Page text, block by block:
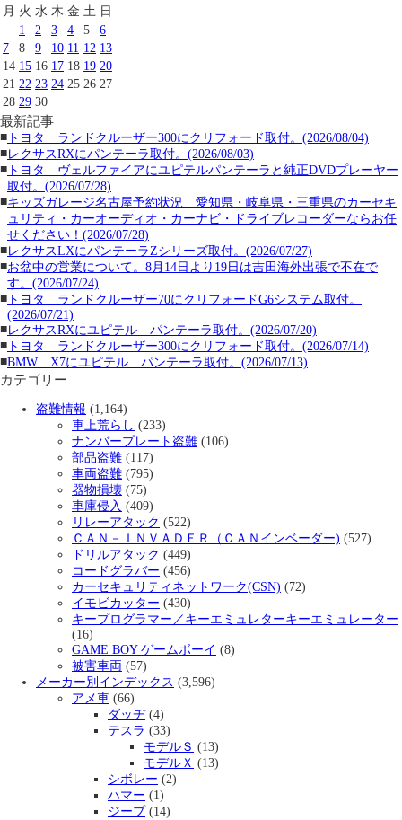
月 火 水 木 金 土 日
1
2 3 4 5
6
7
8 9 10 11 12 13
14 15 16 17 18 19 20
21 22 23 24 25 26 27
28 29 30
最新記事
■ トヨタ ランドクルーザー300にクリフォード取付。(2026/08/04)
■レクサスRXにパンテーラ取付。(2026/08/03)
■ トヨタ ヴェルファイアにユピテルパンテーラと純正DVDプレーヤー
取付。(2026/07/28)
■キッズガレージ名古屋予約状況 愛知県・岐阜県・三重県のカーセキ
ュリティ・カーオーディオ・カーナビ・ドライブレコーダーならお任
せください！(2026/07/28)
■レクサスLXにパンテーラZシリーズ取付。(2026/07/27)
■お盆中の営業について。8月14日より19日は吉田海外出張で不在で
す。(2026/07/24)
■ トヨタ ランドクルーザー70にクリフォードG6システム取付。
(2026/07/21)
■レクサスRXにユピテル パンテーラ取付。(2026/07/20)
■ トヨタ ランドクルーザー300にクリフォード取付。(2026/07/14)
■BMW X7にユピテル パンテーラ取付。(2026/07/13)
カテゴリー
盗難情報 (1,164)
車上荒らし (233)
ナンバープレート盗難 (106)
部品盗難 (117)
車両盗難 (795)
器物損壊 (75)
車庫侵入 (409)
リレーアタック (522)
ＣＡＮ－ＩＮＶＡＤＥＲ（ＣＡＮインベーダー) (527)
ドリルアタック (449)
コードグラバー (456)
カーセキュリティネットワーク(CSN) (72)
イモビカッター (430)
キープログラマー／キーエミュレターキーエミュレーター
(16)
GAME BOY ゲームボーイ (8)
被害車両 (57)
メーカー別インデックス (3,596)
アメ車 (66)
ダッヂ(4)
テスラ (33)
モデルＳ (13)
モデルＸ (13)
シボレー (2)
ハマー (1)
ジープ(14)